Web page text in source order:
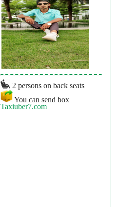
2 persons on back seats
You can send box
Taxiuber7.com